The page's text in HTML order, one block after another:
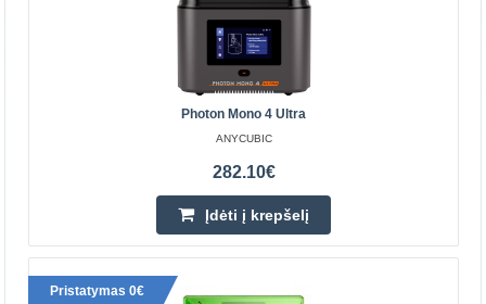
Pridėti prie pageidavimų sąrašo
Photon Mono 4 Ultra
ANYCUBIC
282.10€
Įdėti į krepšelį
Pristatymas 0€